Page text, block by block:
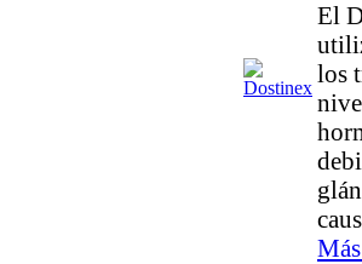
El
los